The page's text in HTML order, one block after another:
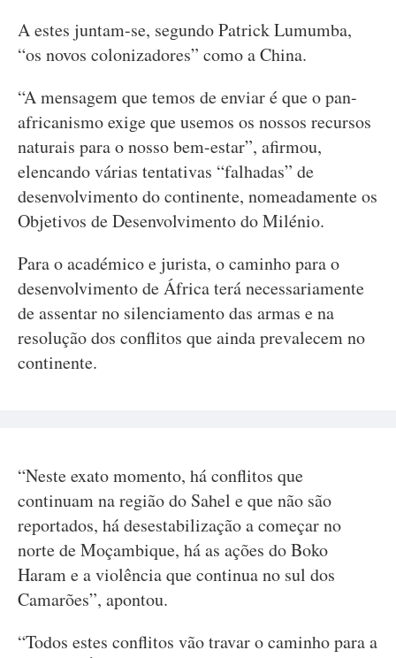
A estes juntam-se, segundo Patrick Lumumba,
“os novos colonizadores” como a China.
“A mensagem que temos de enviar é que o pan-
africanismo exige que usemos os nossos recursos
naturais para o nosso bem-estar”, afirmou,
elencando várias tentativas “falhadas” de
desenvolvimento do continente, nomeadamente os
Objetivos de Desenvolvimento do Milénio.
Para o académico e jurista, o caminho para o
desenvolvimento de África terá necessariamente
de assentar no silenciamento das armas e na
resolução dos conflitos que ainda prevalecem no
continente.
“Neste exato momento, há conflitos que
continuam na região do Sahel e que não são
reportados, há desestabilização a começar no
norte de Moçambique, há as ações do Boko
Haram e a violência que continua no sul dos
Camarões”, apontou.
“Todos estes conflitos vão travar o caminho para a